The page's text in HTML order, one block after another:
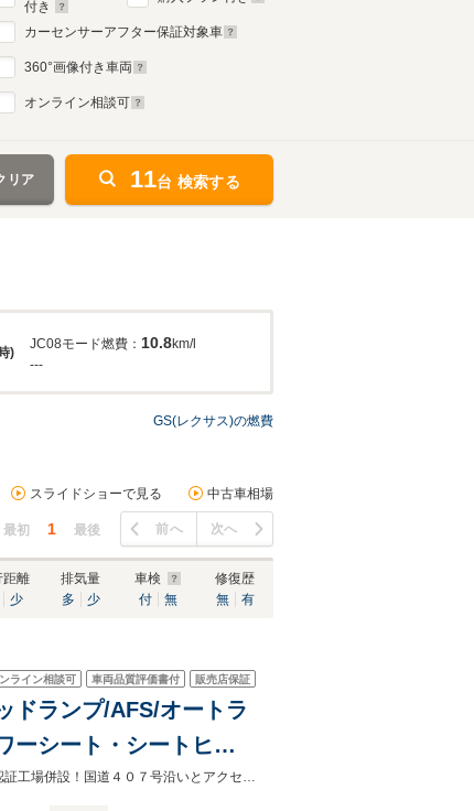
付き
カーセンサーアフター保証対象車
360°画像付き車両
オンライン相談可
リア 11台 検索する
)
JC08モード燃費： 10.8km/l
---
GS(レクサス)の燃費
スライドショーで見る 中古車相場
最初 1 最後 前へ 次へ
距離
少
排気量
多
少
車検
付
無
修復歴
無
有
ライン相談可 車両品質評価書付 販売店保証
ドランプ/AFS/オートラ
ーシート・シートヒー
ックカメラ
クルマ専門コンシェルジュ【カーネーショングループ】安心の全車保証付き！自社認証工場併設！国道４０７号沿いとアクセスも良好◎